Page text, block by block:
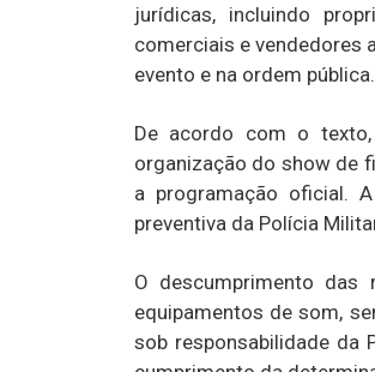
jurídicas, incluindo
comerciais e vendedores
evento e na ordem pública.
De acordo com o
organização do show de
a programação oficial.
preventiva da Polícia
O descumprimento das
equipamentos de som,
sob responsabilidade da